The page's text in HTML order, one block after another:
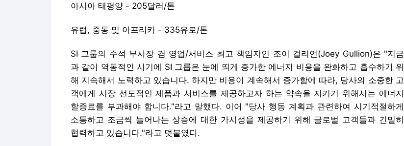
아시아 태평양 - 205달러/톤
유럽, 중동 및 아프리카 - 335유로/톤
SI 그룹의 수석 부사장 겸 영업/서비스 최고 책임자인 조이 걸리언(Joey Gullion)은 "지금
과 같이 역동적인 시기에 SI 그룹은 눈에 띄게 증가한 에너지 비용을 완화하고 흡수하기 위
해 지속해서 노력하고 있습니다. 하지만 비용이 계속해서 증가함에 따라, 당사의 소중한 고
객에게 시장 선도적인 제품과 서비스를 제공하고자 하는 약속을 지키기 위해서는 에너지
할증료를 부과해야 합니다."라고 말했다. 이어 "당사 행동 계획과 관련하여 시기적절하게
소통하고 조금씩 늘어나는 상승에 대한 가시성을 제공하기 위해 글로벌 고객들과 긴밀히
협력하고 있습니다."라고 덧붙였다.